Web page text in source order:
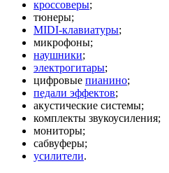
кроссоверы;
тюнеры;
MIDI-клавиатуры;
микрофоны;
наушники;
электрогитары;
цифровые пианино;
педали эффектов;
акустические системы;
комплекты звукоусиления;
мониторы;
сабвуферы;
усилители.